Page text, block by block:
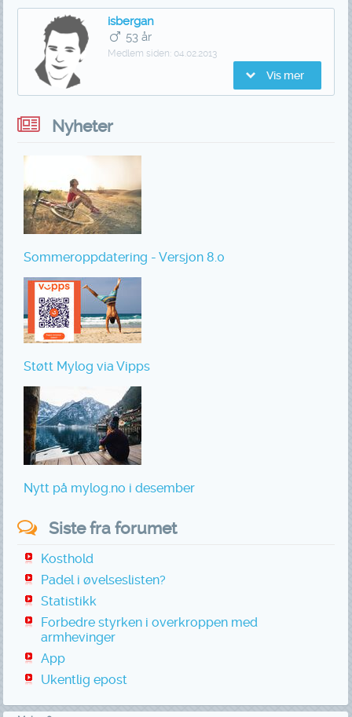
isbergan
53 år
Medlem siden: 04.02.2013
Vis mer
Nyheter
Sommeroppdatering - Versjon 8.0
Støtt Mylog via Vipps
Nytt på mylog.no i desember
Siste fra forumet
Kosthold
Padel i øvelseslisten?
Statistikk
Forbedre styrken i overkroppen med
armhevinger
App
Ukentlig epost